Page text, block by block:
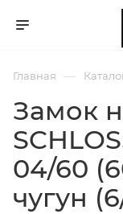
Главная —
Замок
04/60
чугун